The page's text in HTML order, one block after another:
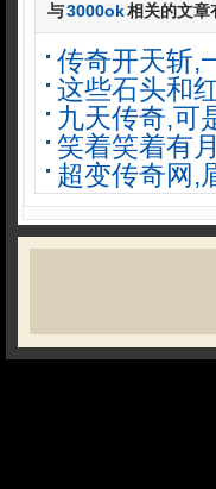
与3000ok相关的文章
传奇开天斩,
这些石头和
九天传奇,可
笑着笑着有
超变传奇网,